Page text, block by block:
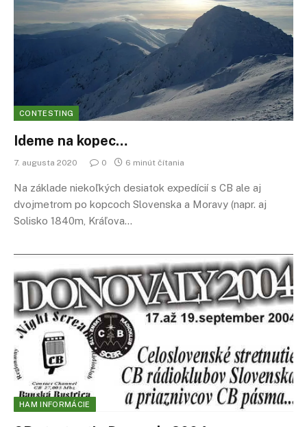
CONTESTING
Ideme na kopec…
7. augusta 2020 0 6 minút čítania
Na základe niekoľkých desiatok expedícií s CB ale aj
dvojmetrom po kopcoch Slovenska a Moravy (napr. aj
Solisko 1840m, Kráľova…
HAM INFORMÁCIE